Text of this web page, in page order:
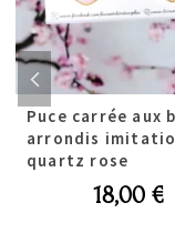
Puce carrée aux
arrondis
quartz rose
18,00 €